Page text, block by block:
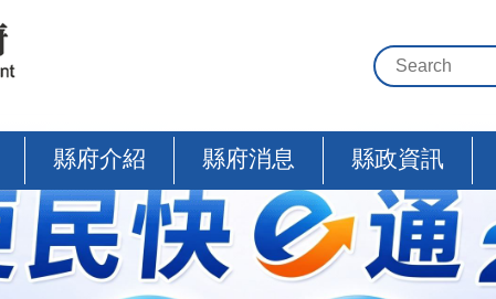
縣府介紹 縣府消息 縣政資訊